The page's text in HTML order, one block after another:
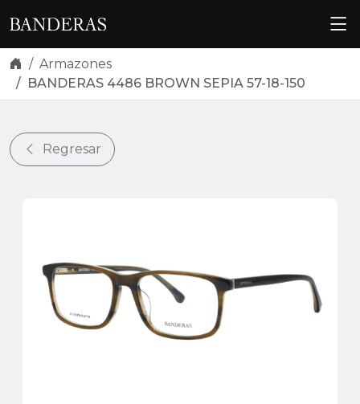
Armazones
BANDERAS 4486 BROWN SEPIA 57-18-150
Regresar